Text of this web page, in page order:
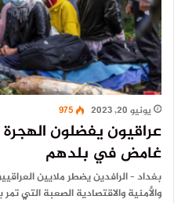
يونيو 20, 2023
975
عراقيون يفضلون
غامض في بلدهم
بغداد – الرافدين يضطر ملايين
والأمنية والاقتصادية الصعبة التي